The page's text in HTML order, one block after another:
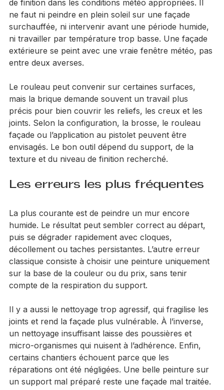
toute la tenue du chantier.
On applique ensuite le primaire, puis deux couches
de finition dans les conditions météo appropriées. Il
ne faut ni peindre en plein soleil sur une façade
surchauffée, ni intervenir avant une période humide,
extérieure se peint avec une vraie fenêtre météo, pas
entre deux averses.
Le rouleau peut convenir sur certaines surfaces,
mais la brique demande souvent un travail plus
précis pour bien couvrir les reliefs, les creux et les
joints. Selon la configuration, la brosse, le rouleau
envisagés. Le bon outil dépend du support, de la
Les erreurs les plus fréquentes
La plus courante est de peindre un mur encore
humide. Le résultat peut sembler correct au départ,
puis se dégrader rapidement avec cloques,
décollement ou taches persistantes. L’autre erreur
sur la base de la couleur ou du prix, sans tenir
compte de la respiration du support.
Il y a aussi le nettoyage trop agressif, qui fragilise les
joints et rend la façade plus vulnérable. À l’inverse,
un nettoyage insuffisant laisse des poussières et
micro-organismes qui nuisent à l’adhérence. Enfin,